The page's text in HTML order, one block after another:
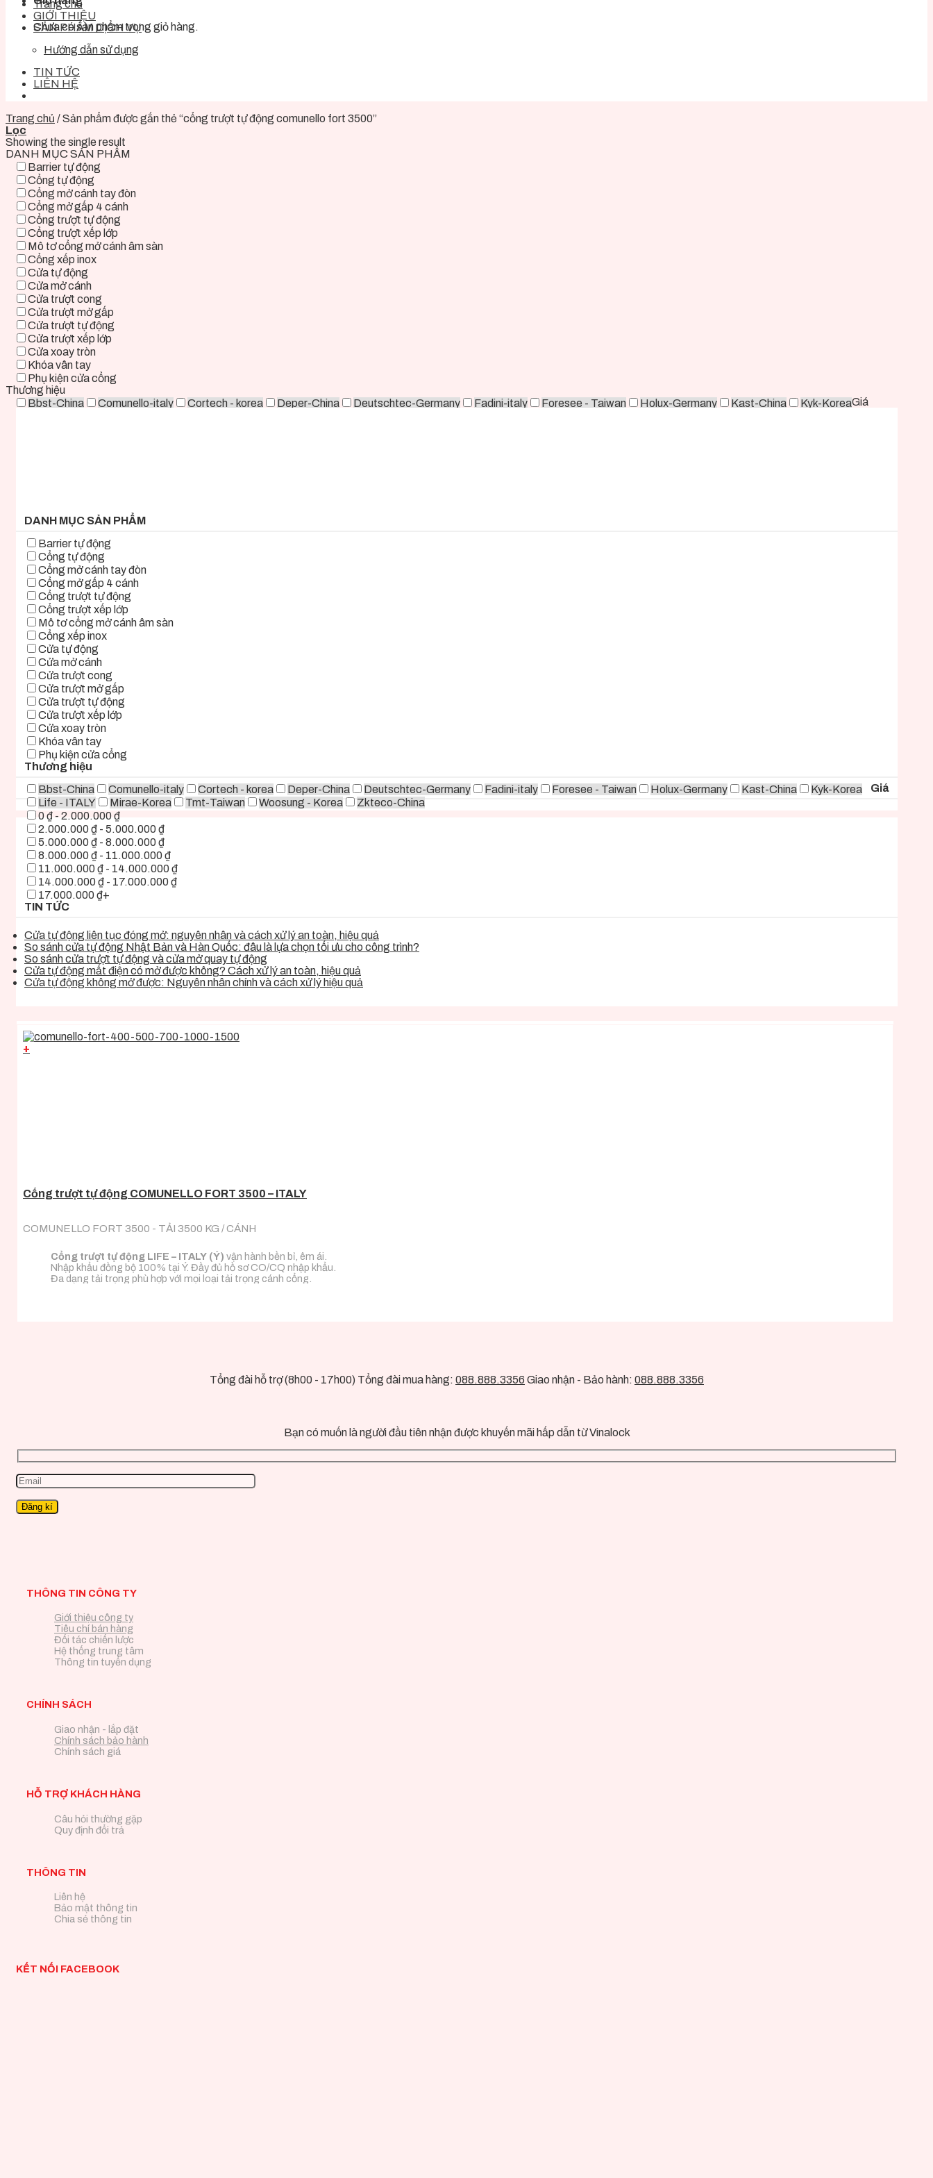
Chưa có sản phẩm trong giỏ hàng.
Trang chủ
GIỚI THIỆU
SẢN PHẨM DỊCH VỤ
Hướng dẫn sử dụng
TIN TỨC
LIÊN HỆ
Trang chủ /Sản phẩm được gắn thẻ “cổng trượt tự động comunello fort 3500”
Lọc
Showing the single result
DANH MỤC SẢN PHẨM
Barrier tự động
Cổng tự động
Cổng mở cánh tay đòn
Cổng mở gấp 4 cánh
Cổng trượt tự động
Cổng trượt xếp lớp
Mô tơ cổng mở cánh âm sàn
Cổng xếp inox
Cửa tự động
Cửa mở cánh
Cửa trượt cong
Cửa trượt mở gấp
Cửa trượt tự động
Cửa trượt xếp lớp
Cửa xoay tròn
Khóa vân tay
Phụ kiện cửa cổng
Thương hiệu
Bbst-China
Comunello-italy Cortech - korea Deper-China Deutschtec-Germany Fadini-italy Foresee - Taiwan Holux-Germany Kast-China
Kyk-KoreaGiá
DANH MỤC SẢN PHẨM
Barrier tự động
Cổng tự động
Cổng mở cánh tay đòn
Cổng mở gấp 4 cánh
Cổng trượt tự động
Cổng trượt xếp lớp
Mô tơ cổng mở cánh âm sàn
Cổng xếp inox
Cửa tự động
Cửa mở cánh
Cửa trượt cong
Cửa trượt mở gấp
Cửa trượt tự động
Cửa trượt xếp lớp
Cửa xoay tròn
Khóa vân tay
Phụ kiện cửa cổng
Thương hiệu
Bbst-China
Comunello-italy Cortech - korea Deper-China Deutschtec-Germany Fadini-italy Foresee - Taiwan Holux-Germany Kast-China
Kyk-Korea
Life - ITALY
Mirae-Korea Tmt-Taiwan Woosung - Korea Zkteco-China
Giá
0 ₫ - 2.000.000 ₫
2.000.000 ₫ - 5.000.000 ₫
5.000.000 ₫ - 8.000.000 ₫
8.000.000 ₫ - 11.000.000 ₫
11.000.000 ₫ - 14.000.000 ₫
14.000.000 ₫ - 17.000.000 ₫
17.000.000 ₫+
TIN TỨC
Cửa tự động liên tục đóng mở: nguyên nhân và cách xử lý an toàn, hiệu quả
So sánh cửa tự động Nhật Bản và Hàn Quốc: đâu là lựa chọn tối ưu cho công trình?
So sánh cửa trượt tự động và cửa mở quay tự động
Cửa tự động mất điện có mở được không? Cách xử lý an toàn, hiệu quả
Cửa tự động không mở được: Nguyên nhân chính và cách xử lý hiệu quả
+
Cổng trượt tự động COMUNELLO FORT 3500 – ITALY
COMUNELLO FORT 3500 - TẢI 3500 KG / CÁNH
Cổng trượt tự động LIFE – ITALY (Ý) vận hành bền bỉ, êm ái.
Nhập khẩu đồng bộ 100% tại Ý. Đầy đủ hồ sơ CO/CQ nhập khẩu.
Đa dạng tải trọng phù hợp với mọi loại tải trọng cánh cổng.
Tổng đài hỗ trợ (8h00 - 17h00) Tổng đài mua hàng: 088.888.3356 Giao nhận - Bảo hành: 088.888.3356
Bạn có muốn là người đầu tiên nhận được khuyến mãi hấp dẫn từ Vinalock
THÔNG TIN CÔNG TY
Giới thiệu công ty
Tiêu chí bán hàng
Đối tác chiến lược
Hệ thống trung tâm
Thông tin tuyển dụng
CHÍNH SÁCH
Giao nhận - lắp đặt
Chính sách bảo hành
Chính sách giá
HỖ TRỢ KHÁCH HÀNG
Câu hỏi thường gặp
Quy định đổi trả
THÔNG TIN
Liên hệ
Bảo mật thông tin
Chia sẻ thông tin
KẾT NỐI FACEBOOK